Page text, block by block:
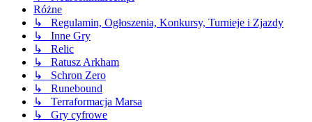
Różne
↳ Regulamin, Ogłoszenia, Konkursy, Turnieje i Zjazdy
↳ Inne Gry
↳ Relic
↳ Ratusz Arkham
↳ Schron Zero
↳ Runebound
↳ Terraformacja Marsa
↳ Gry cyfrowe